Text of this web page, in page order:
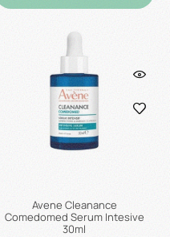
Avene Cleanance
Comedomed Serum Intesive
30ml